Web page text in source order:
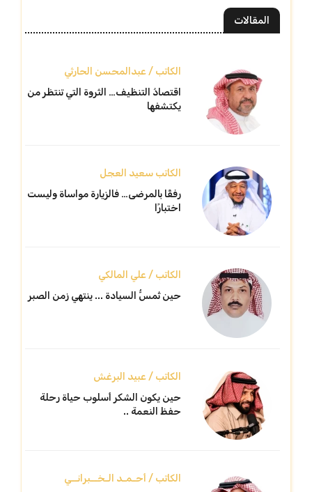
المقالات
الكاتب / عبدالمحسن الحارثي
اقتصادُ التنظيف… الثروة التي تنتظر من
يكتشفها
الكاتب سعيد العجل
رفقًا بالمرضى… فالزيارة مواساة وليست
اختبارًا
الكاتب / علي المالكي
حين تُمسُّ السيادة ... ينتهي زمن الصبر
الكاتب / عبيد البرغش
حين يكون الشكر أسلوب حياة رحلة
حفظ النعمة ..
الكاتب / أحـمـد الـخــبرانــي